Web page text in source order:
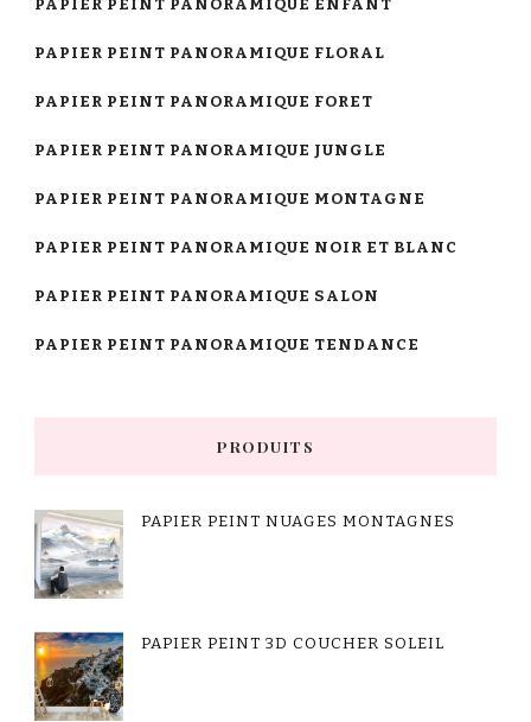
PAPIER PEINT PANORAMIQUE ENFANT
PAPIER PEINT PANORAMIQUE FLORAL
PAPIER PEINT PANORAMIQUE FORET
PAPIER PEINT PANORAMIQUE JUNGLE
PAPIER PEINT PANORAMIQUE MONTAGNE
PAPIER PEINT PANORAMIQUE NOIR ET BLANC
PAPIER PEINT PANORAMIQUE SALON
PAPIER PEINT PANORAMIQUE TENDANCE
PRODUITS
PAPIER PEINT NUAGES MONTAGNES
PAPIER PEINT 3D COUCHER SOLEIL